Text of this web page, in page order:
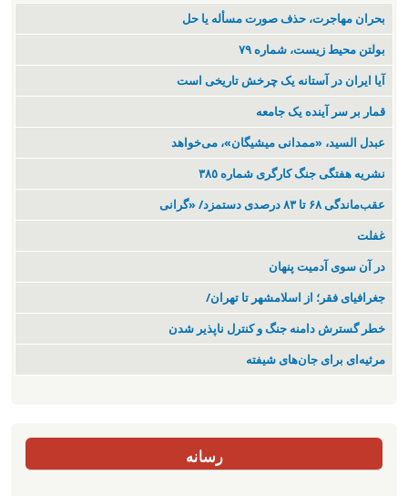
بحران مهاجرت‌، حذف صورت مسأله یا حل
بولتن محیط زیست، شماره ۷۹
آیا ایران در آستانه یک چرخش تاریخی است
قمار بر سر آینده یک جامعه
عبدل السید، «ممدانی میشیگان»، می‌خواهد
نشریە هفتگی جنگ کارگری شمارە ٣٨٥
عقب‌ماندگی ۶۸ تا ۸۳ درصدی دستمزد/ «گرانی
غفلت
در آن سوی آدمیت پنهان
جغرافیای فقر؛ از اسلامشهر تا تهران/
خطر گسترش دامنه جنگ و کنترل ناپذیر شدن
مرثیه‌ای برای جان‌های شیفته
رسانه